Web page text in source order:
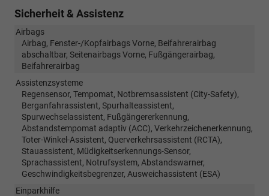
Sicherheit & Assistenz
Airbags
Airbag, Fenster-/Kopfairbags Vorne, Beifahrerairbag
abschaltbar, Seitenairbags Vorne, Fußgängerairbag,
Beifahrerairbag
Assistenzsysteme
Regensensor, Tempomat, Notbremsassistent (City-Safety),
Berganfahrassistent, Spurhalteassistent,
Spurwechselassistent, Fußgängererkennung,
Abstandstempomat adaptiv (ACC), Verkehrzeichenerkennung,
Toter-Winkel-Assistent, Querverkehrsassistent (RCTA),
Stauassistent, Müdigkeitserkennungs-Sensor,
Sprachassistent, Notrufsystem, Abstandswarner,
Geschwindigkeitsbegrenzer, Ausweichassistent (ESA)
Einparkhilfe